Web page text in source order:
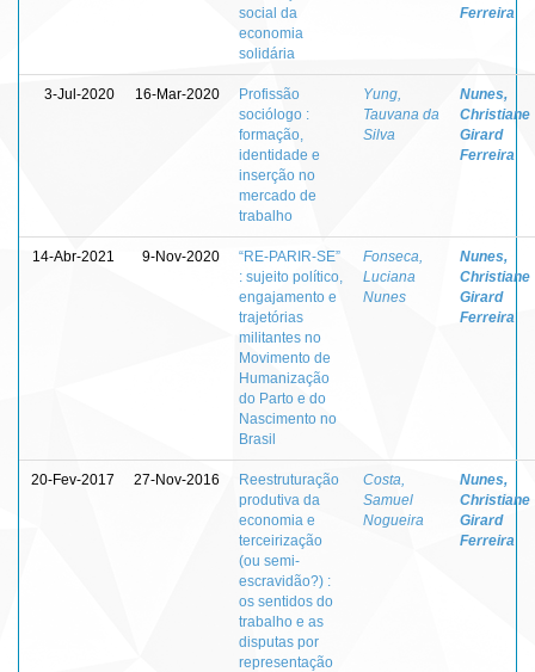
social da
economia
solidária
Ferreira
3-Jul-2020 16-Mar-2020
Profissão
sociólogo :
formação,
identidade e
inserção no
mercado de
trabalho
Yung,
Tauvana da
Silva
Nunes,
Christiane
Girard
Ferreira
14-Abr-2021 9-Nov-2020
“RE-PARIR-SE”
: sujeito político,
engajamento e
trajetórias
militantes no
Movimento de
Humanização
do Parto e do
Nascimento no
Brasil
Fonseca,
Luciana
Nunes
Nunes,
Christiane
Girard
Ferreira
20-Fev-2017 27-Nov-2016
Reestruturação
produtiva da
economia e
terceirização
(ou semi-
escravidão?) :
os sentidos do
trabalho e as
disputas por
representação
Costa,
Samuel
Nogueira
Nunes,
Christiane
Girard
Ferreira